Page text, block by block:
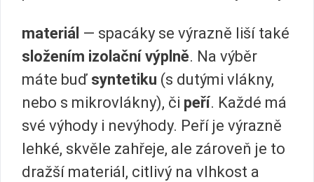
materiál — spacáky se výrazně liší také
složením izolační výplně. Na výběr
máte buď syntetiku (s dutými vlákny,
nebo s mikrovlákny), či peří. Každé má
své výhody i nevýhody. Peří je výrazně
lehké, skvěle zahřeje, ale zároveň je to
dražší materiál, citlivý na vlhkost a